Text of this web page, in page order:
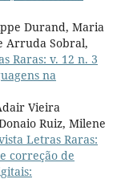
Durand, Maria
Arruda Sobral,
Raras: v. 12 n. 3
na
Vieira
Ruiz, Milene
Letras Raras:
correção de